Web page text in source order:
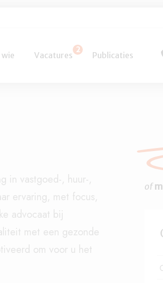
in vastgoed-, huur-,
ervaring, met focus,
advocaat bij
met een gezonde
om voor u het
of
2
Vacatures Publicaties